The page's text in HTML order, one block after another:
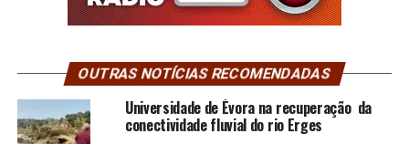
OUTRAS NOTÍCIAS RECOMENDADAS
Universidade de Évora na recuperação da
conectividade fluvial do rio Erges